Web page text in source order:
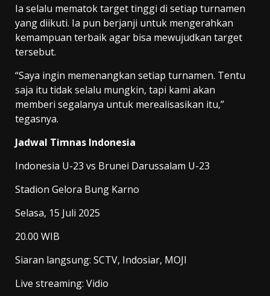
Ia selalu mematok target tinggi di setiap turnamen
yang diikuti. Ia pun berjanji untuk mengerahkan
kemampuan terbaik agar bisa mewujudkan target
tersebut.
“Saya ingin memenangkan setiap turnamen. Tentu
saja itu tidak selalu mungkin, tapi kami akan
memberi segalanya untuk merealisasikan itu,”
tegasnya.
Jadwal Timnas Indonesia
Indonesia U-23 vs Brunei Darussalam U-23
Stadion Gelora Bung Karno
Selasa, 15 Juli 2025
20.00 WIB
Siaran langsung: SCTV, Indosiar, MOJI
Live streaming: Vidio